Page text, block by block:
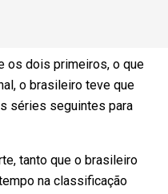
os dois primeiros, o que
o brasileiro teve que
séries seguintes para
tanto que o brasileiro
na classificação